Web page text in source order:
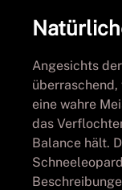
Angesichts
eine wahre
das
Balance hält.